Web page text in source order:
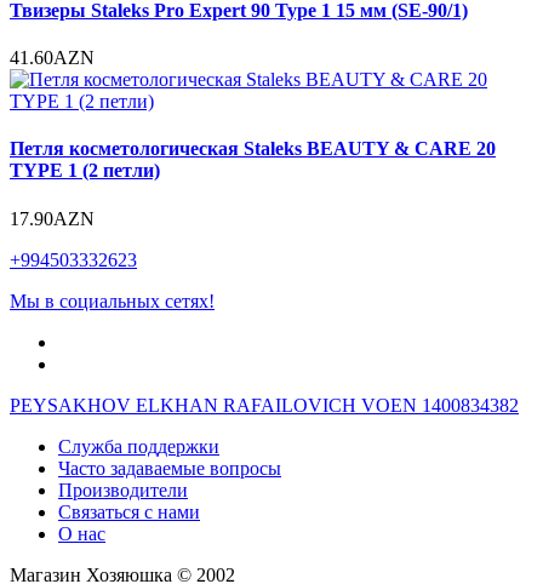
Твизеры Staleks Pro Expert 90 Type 1 15 мм (SE-90/1)
41.60AZN
Петля косметологическая Staleks BEAUTY & CARE 20
TYPE 1 (2 петли)
17.90AZN
+994503332623
Мы в социальных сетях!
PEYSAKHOV ELKHAN RAFAILOVICH VOEN 1400834382
Служба поддержки
Часто задаваемые вопросы
Производители
Связаться с нами
О нас
Магазин Хозяюшка © 2002